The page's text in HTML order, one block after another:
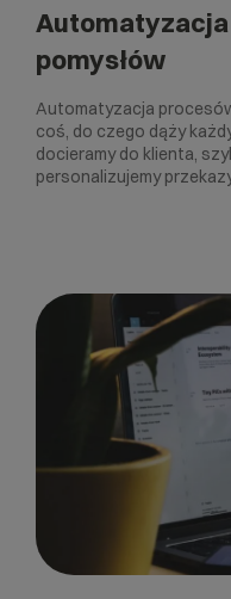
pomysłów
Automatyzacja
coś, do czego dąży
docieramy do klienta,
personalizujemy